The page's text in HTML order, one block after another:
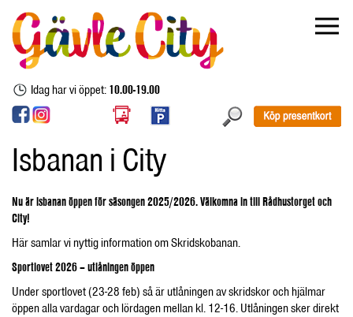
Idag har vi öppet:10.00-19.00
Isbanan i City
Nu är isbanan öppen för säsongen 2025/2026. Välkomna in till Rådhustorget och
City!
Här samlar vi nyttig information om Skridskobanan.
Sportlovet 2026 – utlåningen öppen
Under sportlovet (23-28 feb) så är utlåningen av skridskor och hjälmar
öppen alla vardagar och lördagen mellan kl. 12-16. Utlåningen sker direkt